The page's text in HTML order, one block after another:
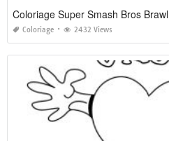
Coloriage Super Smash Bros Brawl
Coloriage 2432 Views